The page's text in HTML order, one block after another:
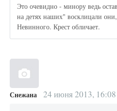
Это очевидно - минору ведь
на детях наших" восклицали
Невинного. Крест обличает.
Снежана 24 июня 2013, 16:08